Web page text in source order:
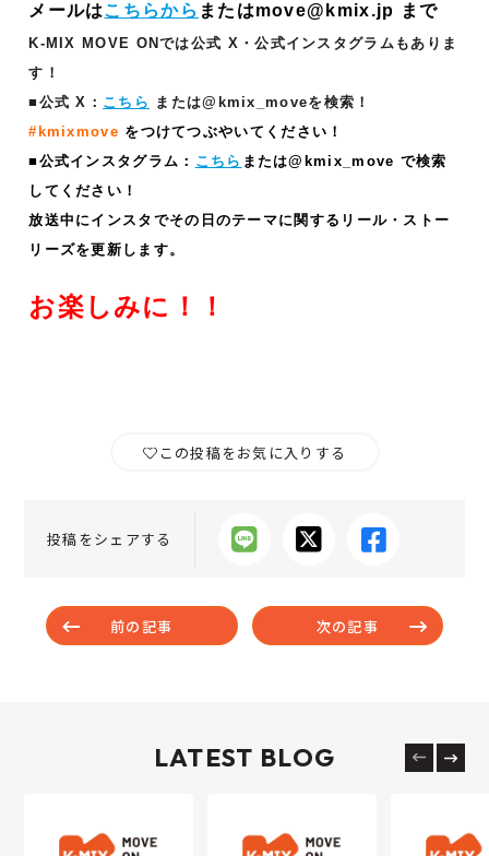
メールはこちらから またはmove@kmix.jp まで
K-MIX MOVE ONでは公式 X・公式インスタグラムもありま
す！
■公式 X： こちら または@kmix_moveを検索！
#kmixmove をつけてつぶやいてください！
■公式インスタグラム： こちら または@kmix_move で検索
してください！
放送中にインスタでその日のテーマに関するリール・ストー
リーズを更新します。
お楽しみに！！
この投稿をお気に入りする
投稿をシェアする
前の記事 次の記事
LATEST BLOG